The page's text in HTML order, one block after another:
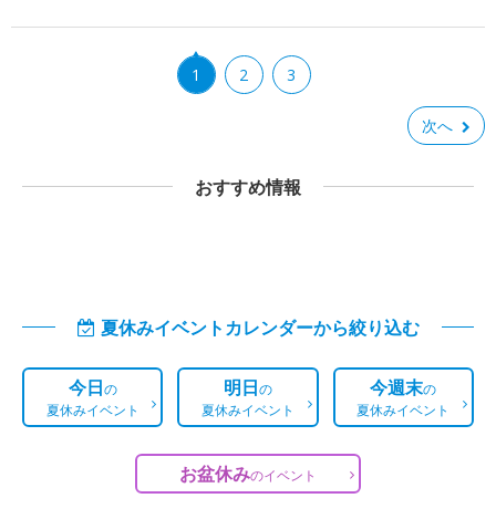
1 2 3
次へ
おすすめ情報
夏休みイベントカレンダーから絞り込む
今日の
夏休みイベント
明日の
夏休みイベント
今週末の
夏休みイベント
お盆休みのイベント